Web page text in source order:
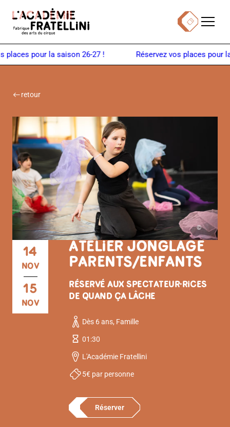
Billetterie
Menu
pour la saison 26-27 !
retour
©
14
NOV
15
NOV
ATELIER JONGLAGE
PARENTS/ENFANTS
RÉSERVÉ AUX SPECTATEUR·RICES
DE QUAND ÇA LÂCHE
Dès 6 ans, Famille
01:30
L'Académie Fratellini
5€ par personne
Réserver
Panneau de gestion des cookies